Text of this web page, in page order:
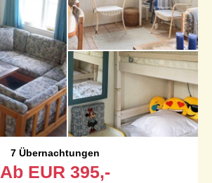
7 Übernachtungen
Ab EUR 395,-